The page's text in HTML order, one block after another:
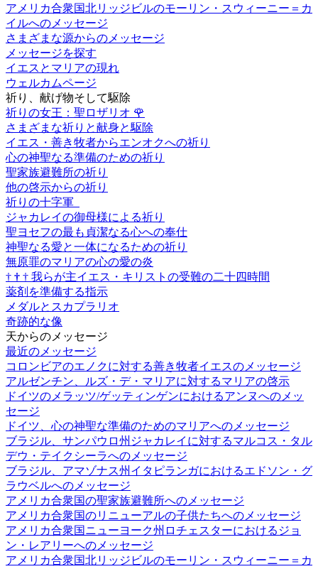
アメリカ合衆国北リッジビルのモーリン・スウィーニー＝カ
イルへのメッセージ
さまざまな源からのメッセージ
メッセージを探す
イエスとマリアの現れ
ウェルカムページ
祈り、献げ物そして駆除
祈りの女王：聖ロザリオ 🌹
さまざまな祈りと献身と駆除
イエス・善き牧者からエンオクへの祈り
心の神聖なる準備のための祈り
聖家族避難所の祈り
他の啓示からの祈り
祈りの十字軍
ジャカレイの御母様による祈り
聖ヨセフの最も貞潔なる心への奉仕
神聖なる愛と一体になるための祈り
無原罪のマリアの心の愛の炎
† † † 我らが主イエス・キリストの受難の二十四時間
薬剤を準備する指示
メダルとスカプラリオ
奇跡的な像
天からのメッセージ
最近のメッセージ
コロンビアのエノクに対する善き牧者イエスのメッセージ
アルゼンチン、ルズ・デ・マリアに対するマリアの啓示
ドイツのメラッツ/ゲッティンゲンにおけるアンヌへのメッ
セージ
ドイツ、心の神聖な準備のためのマリアへのメッセージ
ブラジル、サンパウロ州ジャカレイに対するマルコス・タル
デウ・テイクシーラへのメッセージ
ブラジル、アマゾナス州イタピランガにおけるエドソン・グ
ラウベルへのメッセージ
アメリカ合衆国の聖家族避難所へのメッセージ
アメリカ合衆国のリニューアルの子供たちへのメッセージ
アメリカ合衆国ニューヨーク州ロチェスターにおけるジョ
ン・レアリーへのメッセージ
アメリカ合衆国北リッジビルのモーリン・スウィーニー＝カ